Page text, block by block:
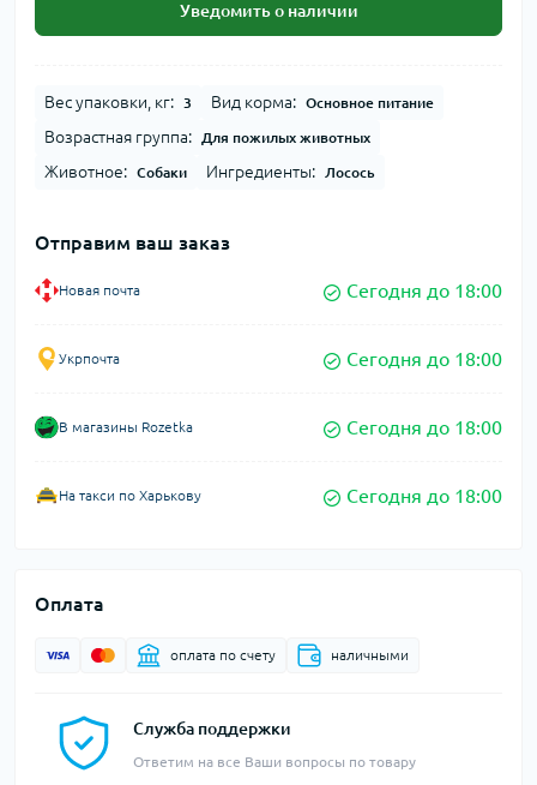
Уведомить о наличии
Вес упаковки, кг: 3 Вид корма: Основное питание
Возрастная группа: Для пожилых животных
Животное: Собаки Ингредиенты: Лосось
Отправим ваш заказ
Новая почта Сегодня до 18:00
Укрпочта Сегодня до 18:00
В магазины Rozetka Сегодня до 18:00
На такси по Харькову Сегодня до 18:00
Оплата
оплата по счету наличными
Служба поддержки
Ответим на все Ваши вопросы по товару